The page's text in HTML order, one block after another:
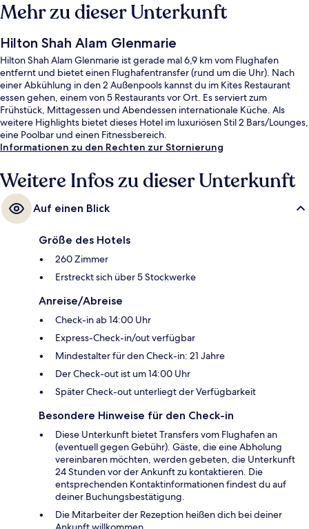
Mehr zu dieser Unterkunft
Hilton Shah Alam Glenmarie
Hilton Shah Alam Glenmarie ist gerade mal 6,9 km vom Flughafen
entfernt und bietet einen Flughafentransfer (rund um die Uhr). Nach
einer Abkühlung in den 2 Außenpools kannst du im Kites Restaurant
essen gehen, einem von 5 Restaurants vor Ort. Es serviert zum
Frühstück, Mittagessen und Abendessen internationale Küche. Als
weitere Highlights bietet dieses Hotel im luxuriösen Stil 2 Bars/Lounges,
eine Poolbar und einen Fitnessbereich.
Informationen zu den Rechten zur Stornierung
Weitere Infos zu dieser Unterkunft
Auf einen Blick
Größe des Hotels
260 Zimmer
Erstreckt sich über 5 Stockwerke
Anreise/Abreise
Check-in ab 14:00 Uhr
Express-Check-in/out verfügbar
Mindestalter für den Check-in: 21 Jahre
Der Check-out ist um 14:00 Uhr
Später Check-out unterliegt der Verfügbarkeit
Besondere Hinweise für den Check-in
Diese Unterkunft bietet Transfers vom Flughafen an
(eventuell gegen Gebühr). Gäste, die eine Abholung
vereinbaren möchten, werden gebeten, die Unterkunft
24 Stunden vor der Ankunft zu kontaktieren. Die
entsprechenden Kontaktinformationen findest du auf
deiner Buchungsbestätigung.
Die Mitarbeiter der Rezeption heißen dich bei deiner